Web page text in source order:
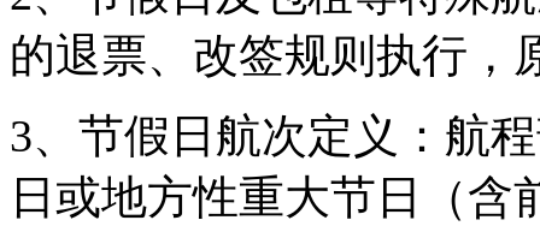
的退票、改签规则执行，
3、节假日航次定义：航
日或地方性重大节日（含